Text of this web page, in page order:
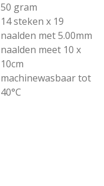
50 gram
14 steken x 19
naalden met 5.00mm
naalden meet 10 x
10cm
machinewasbaar tot
40°C